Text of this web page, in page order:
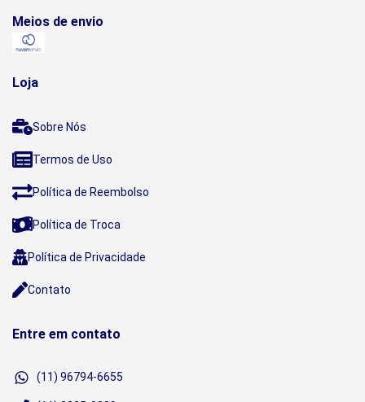
Meios de envio
Loja
Sobre Nós
Termos de Uso
Política de Reembolso
Política de Troca
Política de Privacidade
Contato
Entre em contato
(11) 96794-6655